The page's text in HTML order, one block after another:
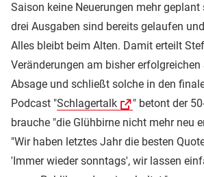
Saison keine Neuerungen mehr geplant
drei Ausgaben sind bereits gelaufen
Alles bleibt beim Alten. Damit erteilt
Veränderungen am bisher erfolgreichen
Absage und schließt solche in den
Podcast "Schlagertalk
" betont der
brauche "die Glühbirne nicht mehr neu
"Wir haben letztes Jahr die besten
'Immer wieder sonntags', wir lassen